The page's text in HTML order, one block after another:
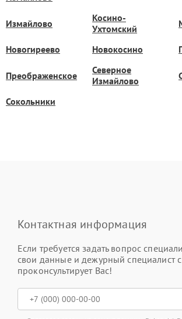
Измайлово
Косино-
Ухтомский
Новогиреево Новокосино
Преображенское
Северное
Измайлово
Сокольники
Контактная информация
Если требуется задать вопрос
свои данные и дежурный специалист
проконсультирует Вас!